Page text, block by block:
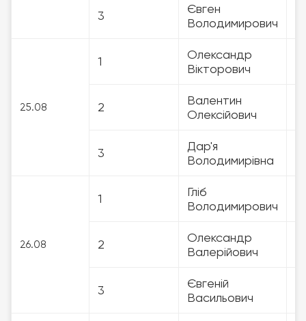
3
Євген
Володимирович
25.08
1
Олександр
Вікторович
2
Валентин
Олексійович
3
Дар'я
Володимирівна
26.08
1
Гліб
Володимирович
2
Олександр
Валерійович
3
Євгеній
Васильович